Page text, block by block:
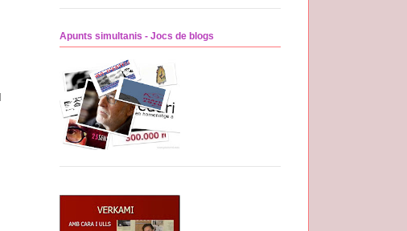
Apunts simultanis - Jocs de blogs